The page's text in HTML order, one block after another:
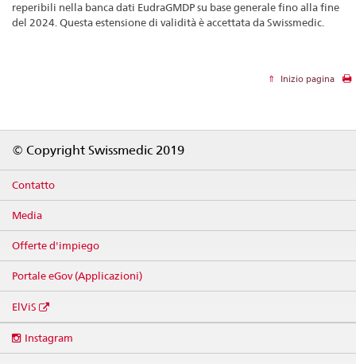
reperibili nella banca dati EudraGMDP su base generale fino alla fine
del 2024. Questa estensione di validità è accettata da Swissmedic.
Inizio pagina
© Copyright Swissmedic 2019
Contatto
Media
Offerte d'impiego
Portale eGov (Applicazioni)
ElViS
media
Instagram